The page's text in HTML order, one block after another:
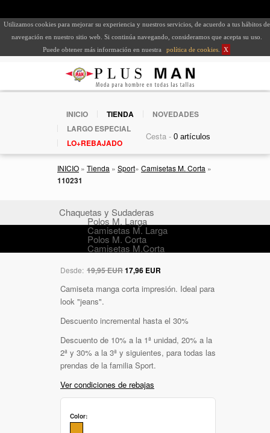
Utilizamos cookies para mejorar su experiencia y nuestros servicios, de acuerdo a tus hábitos de
navegación en nuestro sitio web. Si continúa navegando, consideramos que acepta su uso.
Puede obtener más información en nuestra
política de cookies X
INICIO TIENDA
NOVEDADES
LARGO ESPECIAL
LO+REBAJADO
Cesta -
INICIO » Tienda » Sport» Camisetas M. Corta »
110231
Chaquetas y Sudaderas
Polos M. Larga
Camisetas M. Larga
Polos M. Corta
Camisetas M.Corta
Desde: 19,95 EUR17,96 EUR
Camiseta manga corta impresión. Ideal para
look "jeans".
Descuento incremental hasta el 30%
Descuento de 10% a la 1ª unidad, 20% a la
2ª y 30% a la 3ª y siguientes, para todas las
prendas de la familia Sport.
Ver condiciones de rebajas
Color: